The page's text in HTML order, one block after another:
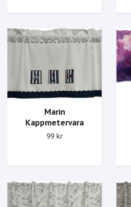
Marin
Kappmetervara
99 kr